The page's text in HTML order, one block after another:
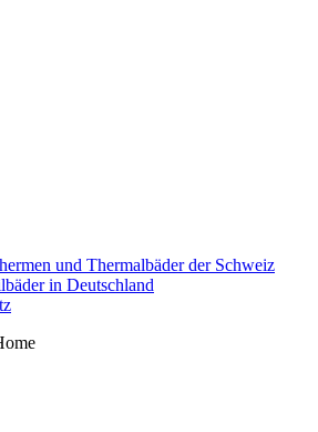
und Thermalbäder der Schweiz
in Deutschland